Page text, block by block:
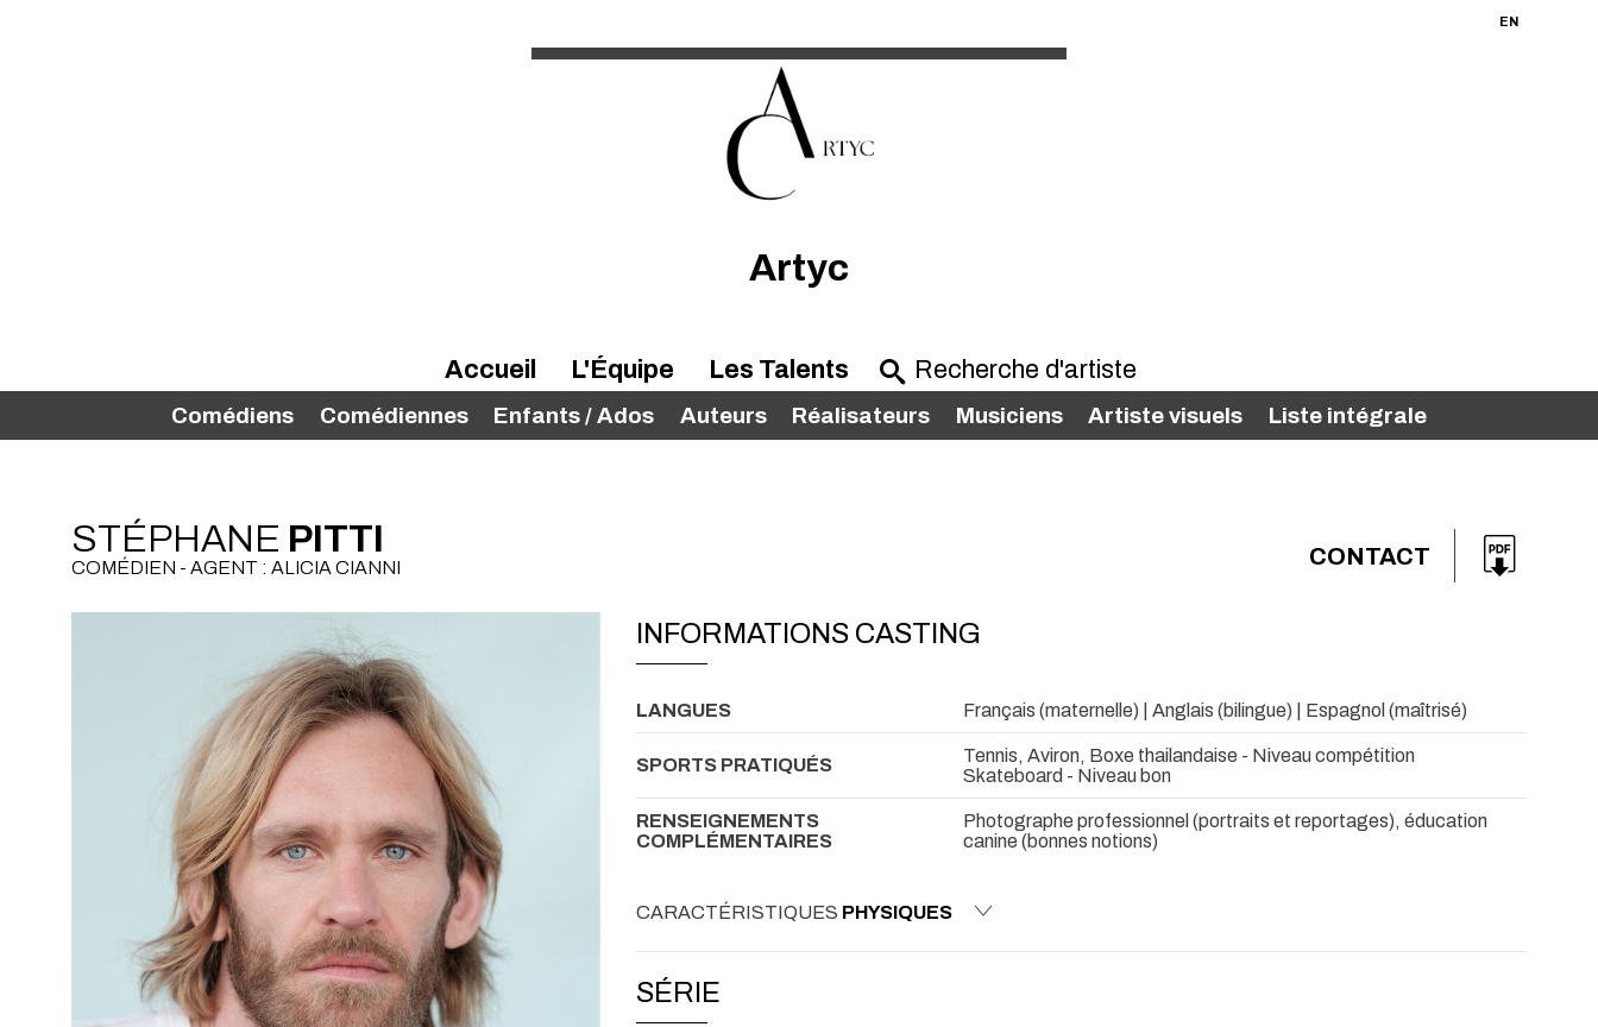
EN
Artyc
Accueil L'Équipe Les Talents
Comédiens Comédiennes Enfants / Ados Auteurs Réalisateurs Musiciens Artiste visuels Liste intégrale
STÉPHANE PITTI
COMÉDIEN - AGENT : ALICIA CIANNI CONTACT
INFORMATIONS CASTING
LANGUES Français (maternelle) | Anglais (bilingue) | Espagnol (maîtrisé)
SPORTS PRATIQUÉS
Tennis, Aviron, Boxe thailandaise - Niveau compétition
Skateboard - Niveau bon
RENSEIGNEMENTS
COMPLÉMENTAIRES
Photographe professionnel (portraits et reportages), éducation
canine (bonnes notions)
CARACTÉRISTIQUES PHYSIQUES
SÉRIE